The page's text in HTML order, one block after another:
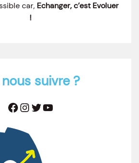
car, Echanger, c’est Evoluer
!
suivre ?
Facebook Instagram Twitter YouTube